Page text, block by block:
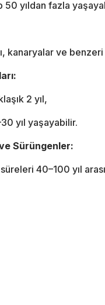
50 yıldan fazla
kanaryalar ve benzeri
2 yıl,
yıl yaşayabilir.
Sürüngenler:
40–100 yıl